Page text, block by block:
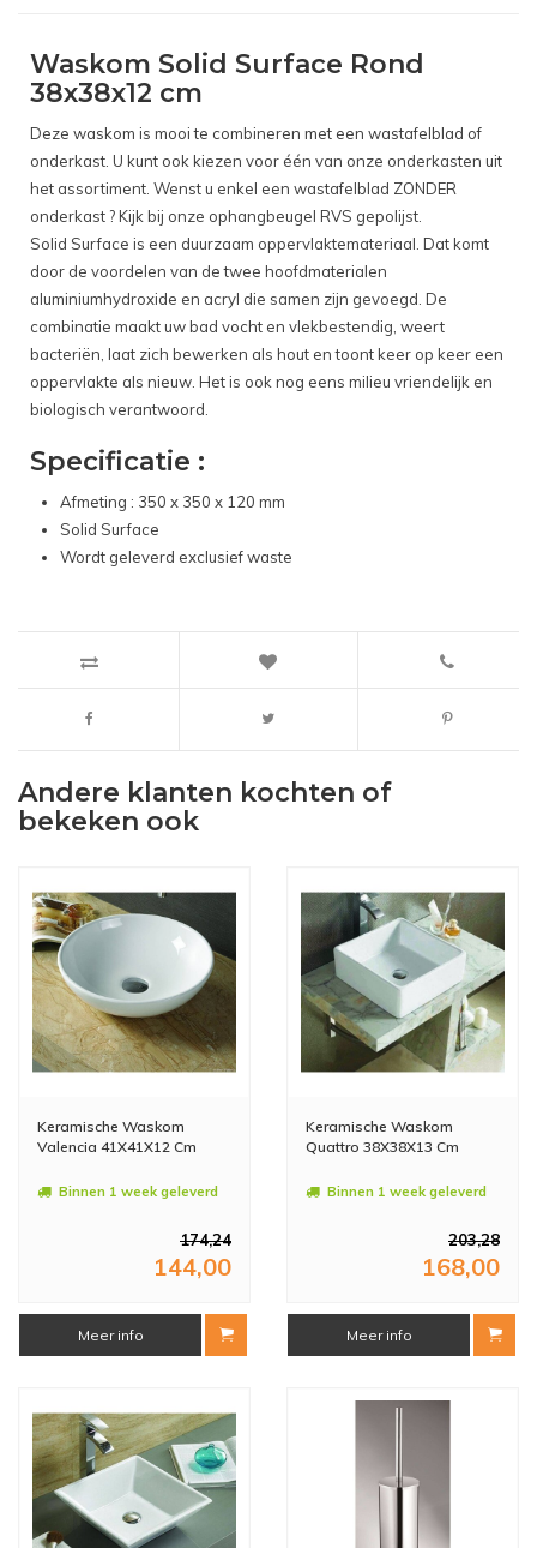
Waskom Solid Surface Rond
38x38x12 cm
Deze waskom is mooi te combineren met een wastafelblad of
onderkast. U kunt ook kiezen voor één van onze onderkasten uit
het assortiment. Wenst u enkel een wastafelblad ZONDER
onderkast ? Kijk bij onze ophangbeugel RVS gepolijst.
Solid Surface is een duurzaam oppervlaktemateriaal. Dat komt
door de voordelen van de twee hoofdmaterialen
aluminiumhydroxide en acryl die samen zijn gevoegd. De
combinatie maakt uw bad vocht en vlekbestendig, weert
bacteriën, laat zich bewerken als hout en toont keer op keer een
oppervlakte als nieuw. Het is ook nog eens milieu vriendelijk en
biologisch verantwoord.
Specificatie :
Afmeting : 350 x 350 x 120 mm
Solid Surface
Wordt geleverd exclusief waste
Andere klanten kochten of
bekeken ook
Keramische Waskom
Valencia 41X41X12 Cm
Binnen 1 week geleverd
174,24
144,00
Meer info
Keramische Waskom
Quattro 38X38X13 Cm
Binnen 1 week geleverd
203,28
168,00
Meer info